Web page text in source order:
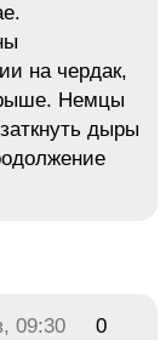
на чердак,
Немцы
дыры
09:30 0